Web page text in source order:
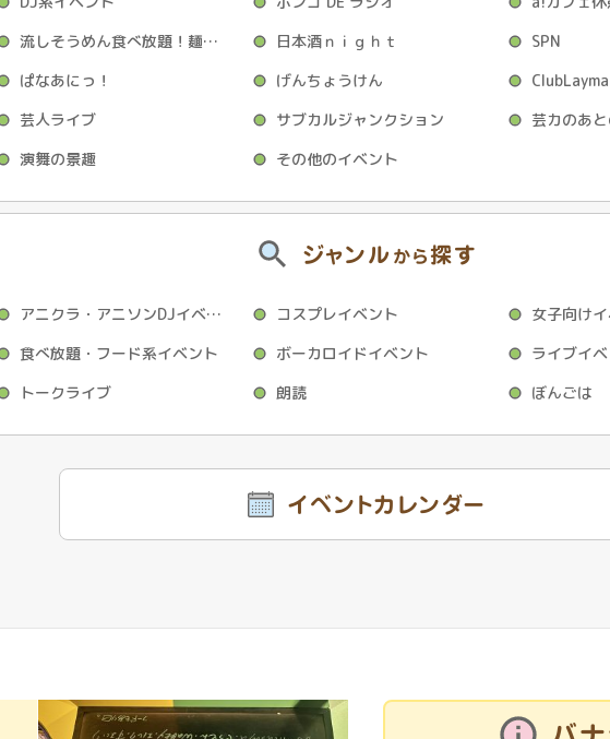
流しそうめん食べ放題！麺スライダー序 日本酒ｎｉｇｈｔ
SPN
ぱなあにっ！ げんちょうけん
芸人ライブ
サブカルジャンクション
演舞の景趣 その他のイベント
ジャンル から探す
アニクラ・アニソンDJイベント コスプレイベント
女子向け
食べ放題・フード系イベント ボーカロイドイベント
ライブイ
トークライブ 朗読 ぼんごは
イベントカレンダー